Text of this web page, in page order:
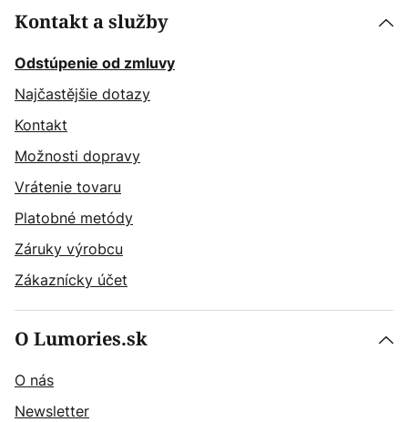
Kontakt a služby
Odstúpenie od zmluvy
Najčastějšie dotazy
Kontakt
Možnosti dopravy
Vrátenie tovaru
Platobné metódy
Záruky výrobcu
Zákaznícky účet
O Lumories.sk
O nás
Newsletter